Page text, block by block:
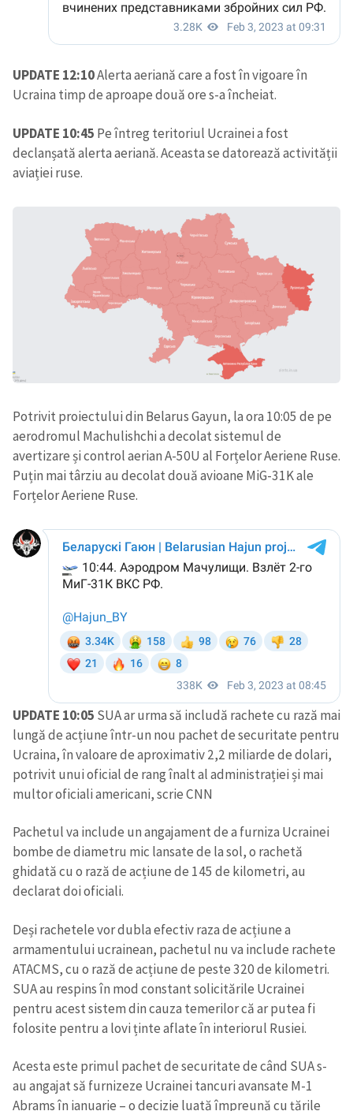
UPDATE 12:10Alerta aeriană care a fost în vigoare în
Ucraina timp de aproape două ore s-a încheiat.
UPDATE 10:45 Pe întreg teritoriul Ucrainei a fost
declanșată alerta aeriană. Aceasta se datorează activității
aviației ruse.
Potrivit proiectului din Belarus Gayun, la ora 10:05 de pe
aerodromul Machulishchi a decolat sistemul de
avertizare și control aerian A-50U al Forțelor Aeriene Ruse.
Puțin mai târziu au decolat două avioane MiG-31K ale
Forțelor Aeriene Ruse.
UPDATE 10:05 SUA ar urma să includă rachete cu rază mai
lungă de acțiune într-un nou pachet de securitate pentru
Ucraina, în valoare de aproximativ 2,2 miliarde de dolari,
potrivit unui oficial de rang înalt al administrației și mai
multor oficiali americani, scrie CNN
Pachetul va include un angajament de a furniza Ucrainei
bombe de diametru mic lansate de la sol, o rachetă
ghidată cu o rază de acțiune de 145 de kilometri, au
declarat doi oficiali.
Deși rachetele vor dubla efectiv raza de acțiune a
armamentului ucrainean, pachetul nu va include rachete
ATACMS, cu o rază de acțiune de peste 320 de kilometri.
SUA au respins în mod constant solicitările Ucrainei
pentru acest sistem din cauza temerilor că ar putea fi
folosite pentru a lovi ținte aflate în interiorul Rusiei.
Acesta este primul pachet de securitate de când SUA s-
au angajat să furnizeze Ucrainei tancuri avansate M-1
Abrams în ianuarie – o decizie luată împreună cu țările